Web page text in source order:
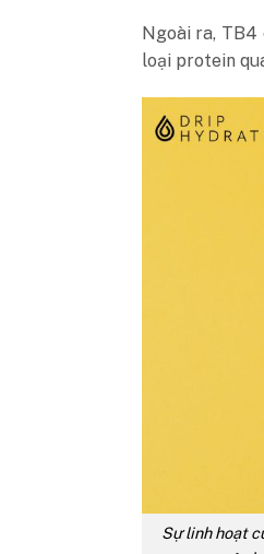
Ngoài ra,
loại protein
Sự linh hoạt